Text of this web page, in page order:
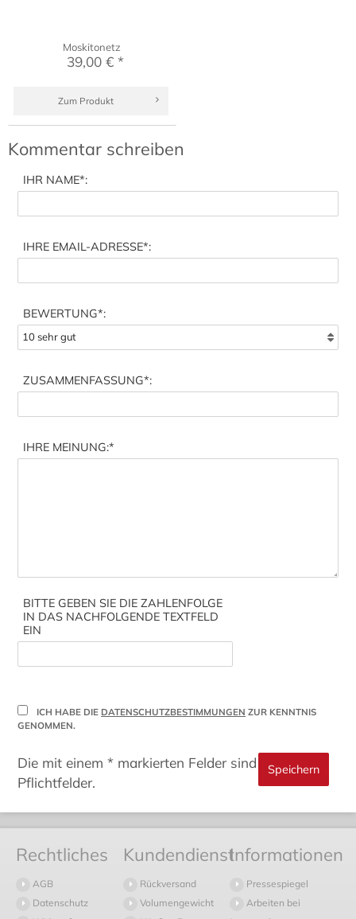
Moskitonetz
39,00 € *
Zum Produkt
Kommentar schreiben
IHR NAME*:
IHRE EMAIL-ADRESSE*:
BEWERTUNG*:
ZUSAMMENFASSUNG*:
IHRE MEINUNG:*
BITTE GEBEN SIE DIE ZAHLENFOLGE
IN DAS NACHFOLGENDE TEXTFELD
EIN
ICH HABE DIE DATENSCHUTZBESTIMMUNGEN ZUR KENNTNIS
GENOMMEN.
Die mit einem * markierten Felder sind
Pflichtfelder.
Rechtliches
AGB
Datenschutz
Kundendienst
Rückversand
Volumengewicht
Informationen
Pressespiegel
Arbeiten bei